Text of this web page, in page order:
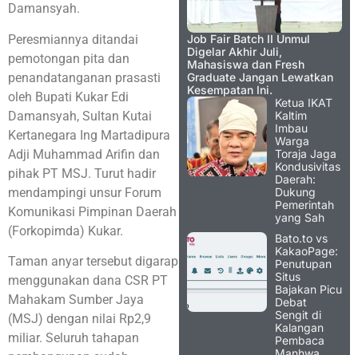
Damansyah.
Peresmiannya ditandai
pemotongan pita dan
penandatanganan prasasti
oleh Bupati Kukar Edi
Damansyah, Sultan Kutai
Kertanegara Ing Martadipura
Adji Muhammad Arifin dan
pihak PT MSJ. Turut hadir
mendampingi unsur Forum
Komunikasi Pimpinan Daerah
(Forkopimda) Kukar.
Taman anyar tersebut digarap
menggunakan dana CSR PT
Mahakam Sumber Jaya
(MSJ) dengan nilai Rp2,9
miliar. Seluruh tahapan
Job Fair Batch II Unmul
Digelar Akhir Juli,
Mahasiswa dan Fresh
Graduate Jangan Lewatkan
Kesempatan Ini.
Ketua IKAT
Kaltim
Imbau
Warga
Toraja Jaga
Kondusivitas
Daerah:
Dukung
Pemerintah
yang Sah
Bato.to vs
KakaoPage:
Penutupan
Situs
Bajakan Picu
Debat
Sengit di
Kalangan
Pembaca